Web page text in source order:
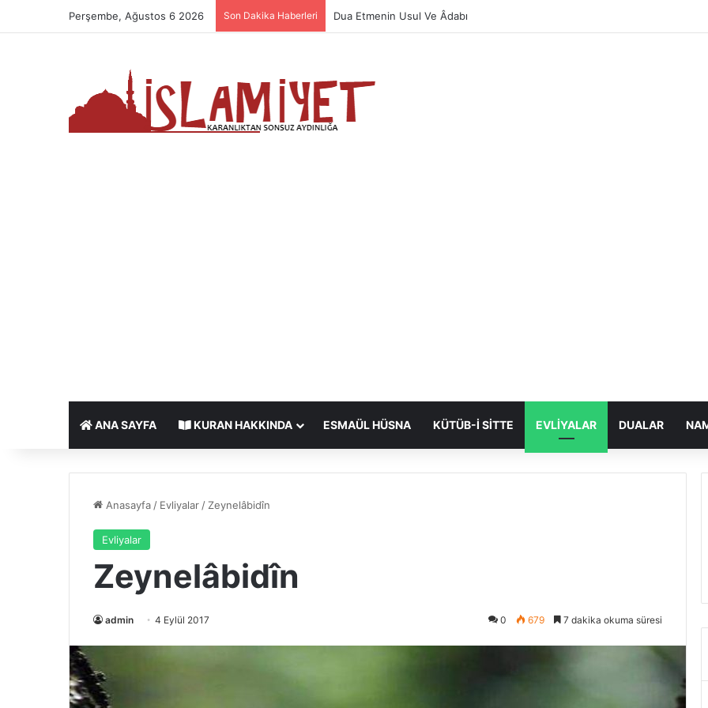
Perşembe, Ağustos 6 2026 Son Dakika Haberleri Namazın Önemi Ve Fazileti
ANA SAYFA KURAN HAKKINDA ESMAÜL HÜSNA KÜTÜB-I SITTE EVLIYALAR DUALAR
Anasayfa / Evliyalar / Zeynelâbidîn
Evliyalar
Zeynelâbidîn
admin 4 Eylül 2017 0 679 7 dakika okuma süresi